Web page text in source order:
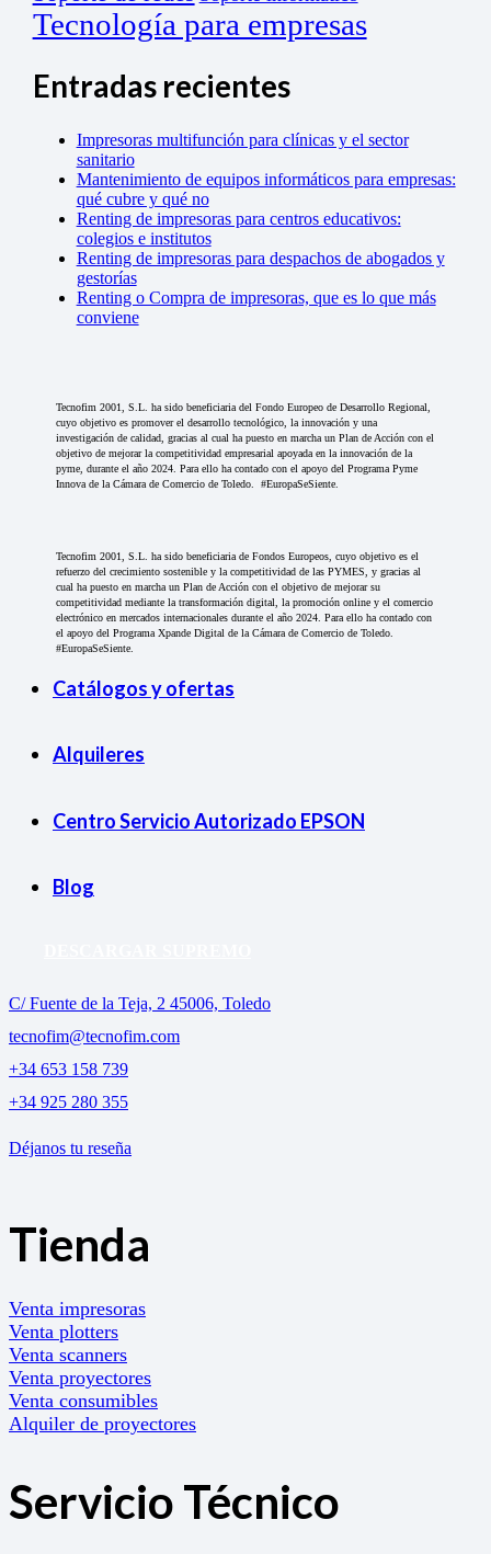
Tecnología para empresas
Entradas recientes
Impresoras multifunción para clínicas y el sector
sanitario
Mantenimiento de equipos informáticos para empresas:
qué cubre y qué no
Renting de impresoras para centros educativos:
colegios e institutos
Renting de impresoras para despachos de abogados y
gestorías
Renting o Compra de impresoras, que es lo que más
conviene
Tecnofim 2001, S.L. ha sido beneficiaria del Fondo Europeo de Desarrollo Regional,
cuyo objetivo es promover el desarrollo tecnológico, la innovación y una
investigación de calidad, gracias al cual ha puesto en marcha un Plan de Acción con el
objetivo de mejorar la competitividad empresarial apoyada en la innovación de la
pyme, durante el año 2024. Para ello ha contado con el apoyo del Programa Pyme
Innova de la Cámara de Comercio de Toledo. #EuropaSeSiente.
Tecnofim 2001, S.L. ha sido beneficiaria de Fondos Europeos, cuyo objetivo es el
refuerzo del crecimiento sostenible y la competitividad de las PYMES, y gracias al
cual ha puesto en marcha un Plan de Acción con el objetivo de mejorar su
competitividad mediante la transformación digital, la promoción online y el comercio
electrónico en mercados internacionales durante el año 2024. Para ello ha contado con
el apoyo del Programa Xpande Digital de la Cámara de Comercio de Toledo.
#EuropaSeSiente.
Catálogos y ofertas
Alquileres
Centro Servicio Autorizado EPSON
Blog
C/ Fuente de la Teja, 2 45006, Toledo
tecnofim@tecnofim.com
+34 653 158 739
+34 925 280 355
Déjanos tu reseña
Tienda
Venta impresoras
Venta plotters
Venta scanners
Venta proyectores
Venta consumibles
Alquiler de proyectores
Servicio Técnico